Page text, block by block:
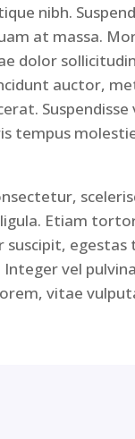
nibh.
at massa.
dolor
auctor,
Suspendisse
tempus
Etiam
suscipit, egestas
vel
vitae